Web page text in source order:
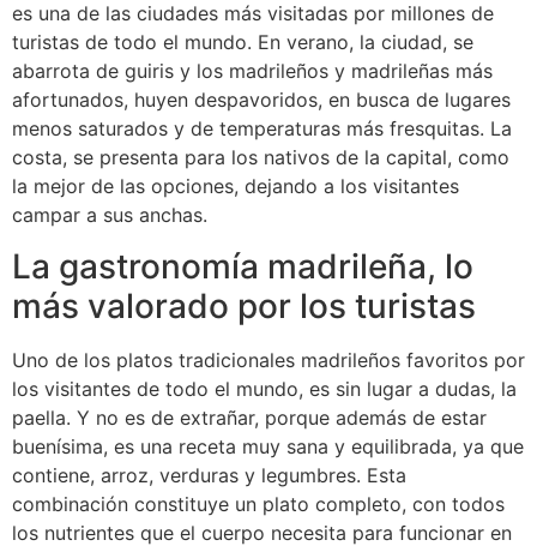
es una de las ciudades más visitadas por millones de
turistas de todo el mundo. En verano, la ciudad, se
abarrota de guiris y los madrileños y madrileñas más
afortunados, huyen despavoridos, en busca de lugares
menos saturados y de temperaturas más fresquitas. La
costa, se presenta para los nativos de la capital, como
la mejor de las opciones, dejando a los visitantes
campar a sus anchas.
La gastronomía madrileña, lo
más valorado por los turistas
Uno de los platos tradicionales madrileños favoritos por
los visitantes de todo el mundo, es sin lugar a dudas, la
paella. Y no es de extrañar, porque además de estar
buenísima, es una receta muy sana y equilibrada, ya que
contiene, arroz, verduras y legumbres. Esta
combinación constituye un plato completo, con todos
los nutrientes que el cuerpo necesita para funcionar en